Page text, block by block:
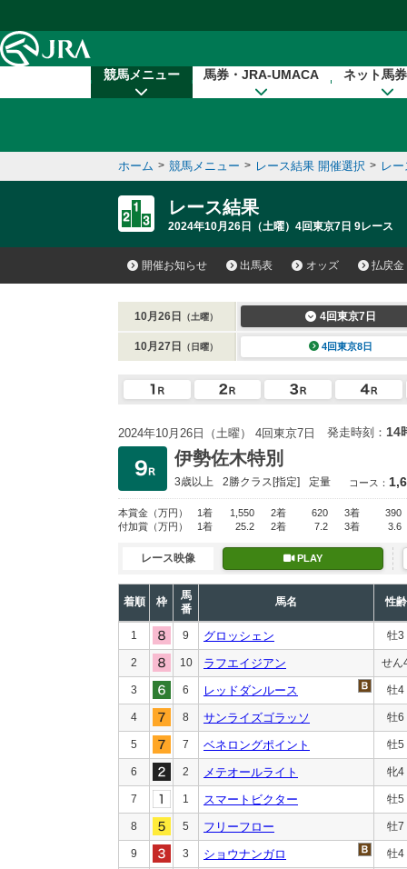
競馬メニュー 馬券・JRA-UMACA ネット馬
ホーム > 競馬メニュー > レース結果 開催選択 > レ
レース結果
2024年10月26日（土曜）4回東京7日 9レース
開催お知らせ 出馬表 オッズ 払戻金
10月26日 （土曜） 4回東京7日
10月27日 （日曜） 4回東京8日
2024年10月26日（土曜） 4回東京7日 発走時刻： 14
伊勢佐木特別
3歳以上 2勝クラス[指定] 定量 コース：
本賞金 （万円） 1着 1,550 2着 620 3着
390
付加賞 （万円） 1着 25.2 2着 7.2 3着 3.6
レース映像 PLAY
着順 枠
馬
番
馬名 性齢
1 9 グロッシェン 牡3
2 10 ラフエイジアン せん
3 6 レッドダンルース 牡4
4 8 サンライズゴラッソ 牡6
5 7 ベネロングポイント 牡5
6 2 メテオールライト 牝4
7 1 スマートビクター 牡5
8 5 フリーフロー 牡7
9 3 ショウナンガロ 牡4